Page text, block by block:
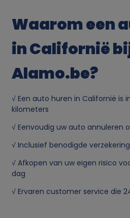
Waarom een
in Californië
Alamo.be?
√ Een auto huren in Californië is
kilometers
√ Eenvoudig uw auto annuleren
√ Inclusief benodigde
√ Afkopen van uw eigen risico
dag
√ Ervaren customer service die